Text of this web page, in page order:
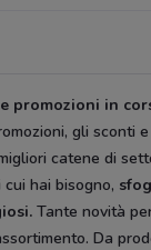
promozioni in
gli sconti
catene di
hai bisogno,
Tante novità
Da